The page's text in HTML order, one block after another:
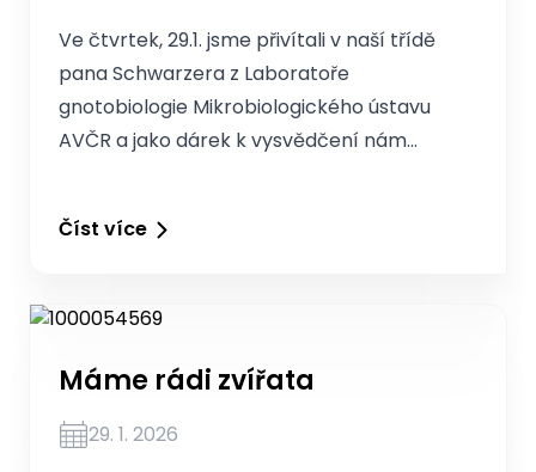
Ve čtvrtek, 29.1. jsme přivítali v naší třídě
pana Schwarzera z Laboratoře
gnotobiologie Mikrobiologického ústavu
AVČR a jako dárek k vysvědčení nám…
Číst více
Máme rádi zvířata
29. 1. 2026